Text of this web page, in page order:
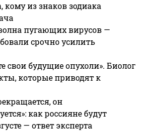
кому из знаков зодиака
пугающих вирусов —
срочно усилить
свои будущие опухоли». Биолог
которые приводят к
он
как россияне будут
— ответ эксперта